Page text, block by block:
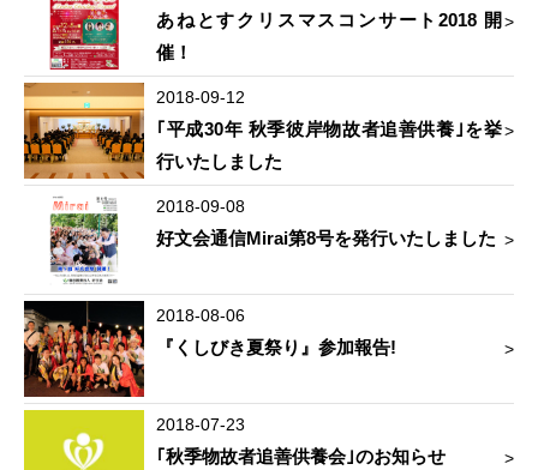
あねとすクリスマスコンサート2018 開
催！
2018-09-12
｢平成30年 秋季彼岸物故者追善供養｣を挙
行いたしました
2018-09-08
好文会通信Mirai第8号を発行いたしました
2018-08-06
『くしびき夏祭り』参加報告!
2018-07-23
｢秋季物故者追善供養会｣のお知らせ